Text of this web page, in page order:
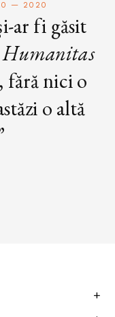
— 2020
ar fi găsit
Humanitas
nici o
o altă